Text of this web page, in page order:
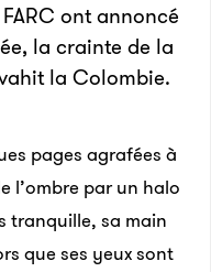
ont annoncé
la crainte de la
la Colombie.
pages agrafées à
l’ombre par un halo
tranquille, sa main
que ses yeux sont